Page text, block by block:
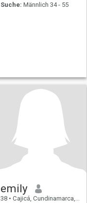
Suche: Männlich 34 - 55
emily
38 • Cajicá, Cundinamarca, Kolumbien